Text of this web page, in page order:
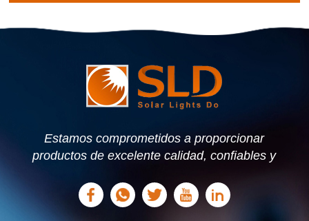
Estamos comprometidos a proporcionar
productos de excelente calidad, confiables y
personalizadas basadas en sus necesidades.